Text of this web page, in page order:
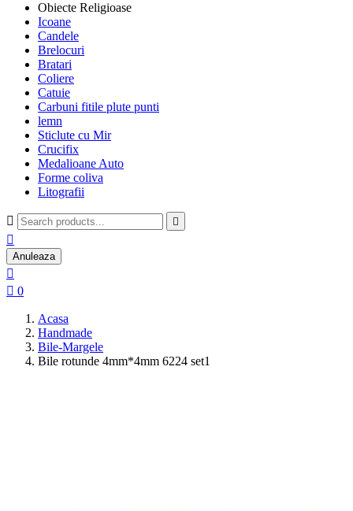
Obiecte Religioase
Icoane
Candele
Brelocuri
Bratari
Coliere
Catuie
Carbuni fitile plute punti
lemn
Sticlute cu Mir
Crucifix
Medalioane Auto
Forme coliva
Litografii
 

Anuleaza

 0
Acasa
Handmade
Bile-Margele
Bile rotunde 4mm*4mm 6224 set1